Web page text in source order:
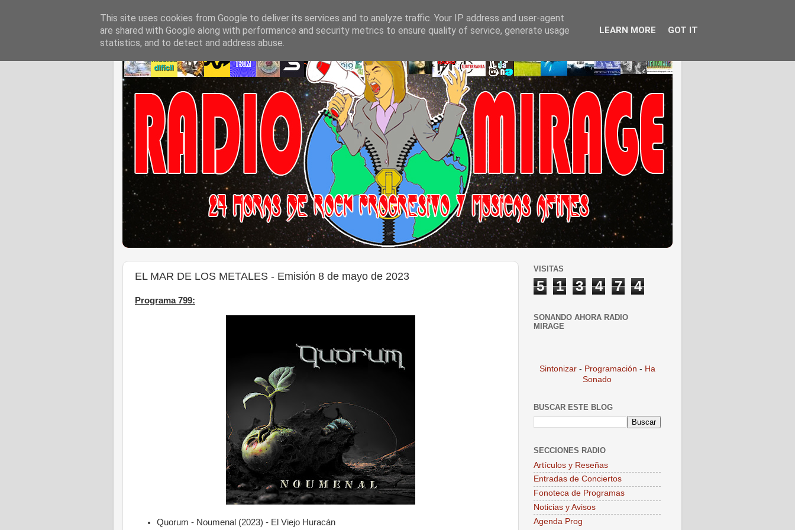
EL MAR DE LOS METALES - Emisión 8 de mayo de 2023
Programa 799:
Quorum - Noumenal (2023) - El Viejo Huracán
VISITAS
5 1 3 4 7 4
SONANDO AHORA RADIO
MIRAGE
Sintonizar - Programación - Ha
Sonado
BUSCAR ESTE BLOG
SECCIONES RADIO
Artículos y Reseñas
Entradas de Conciertos
Fonoteca de Programas
Noticias y Avisos
Agenda Prog
This site uses cookies from Google to deliver its services and to analyze traffic. Your IP address and user-agent
are shared with Google along with performance and security metrics to ensure quality of service, generate usage
statistics, and to detect and address abuse.
LEARN MORE GOT IT